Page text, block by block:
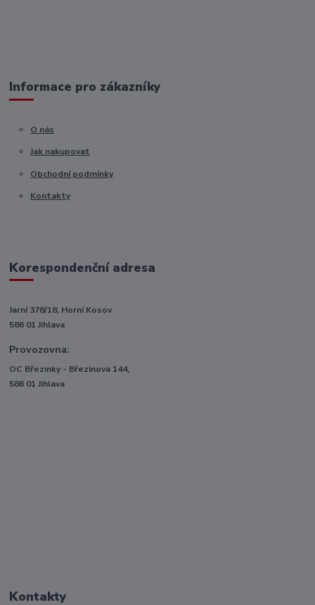
Informace pro zákazníky
O nás
Jak nakupovat
Obchodní podmínky
Kontakty
Korespondenční adresa
Jarní 378/18, Horní Kosov
586 01 Jihlava
Provozovna:
OC Březinky - Březinova 144,
586 01 Jihlava
Kontakty